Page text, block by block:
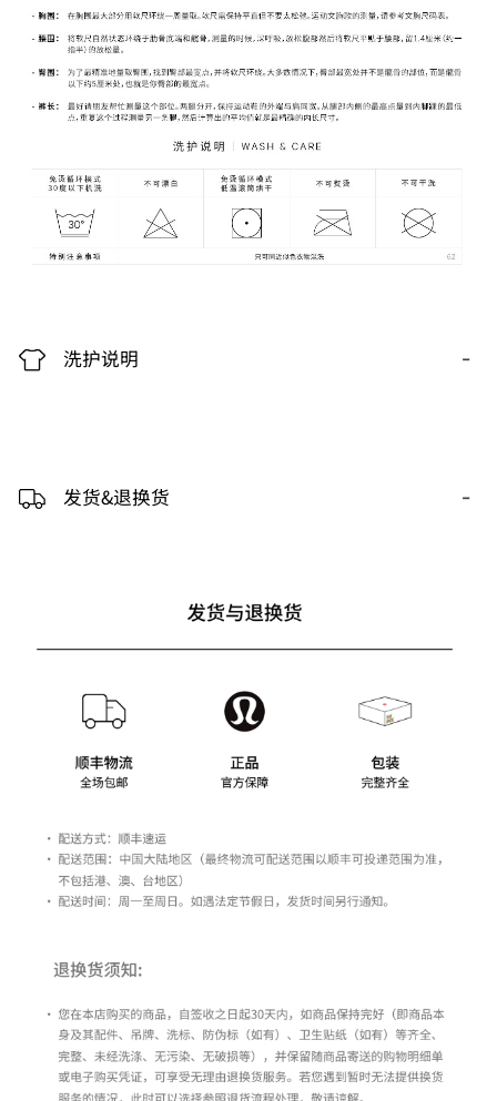
洗护说明 -
发货&退换货 -